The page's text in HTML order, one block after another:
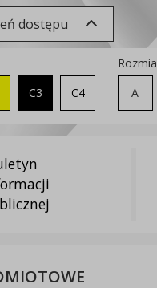
dostępu
C3 C4
A